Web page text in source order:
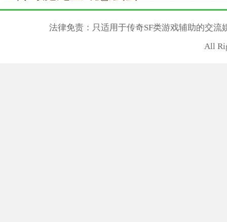
法律免责：只适用于传奇SF类游戏辅助的交
All